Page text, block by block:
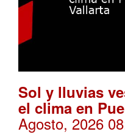
Sol y lluvias
el clima en
Agosto, 2026